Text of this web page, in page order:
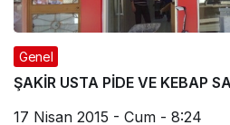
Genel
ŞAKİR USTA PİDE VE KEBAP
17 Nisan 2015 - Cum - 8:24